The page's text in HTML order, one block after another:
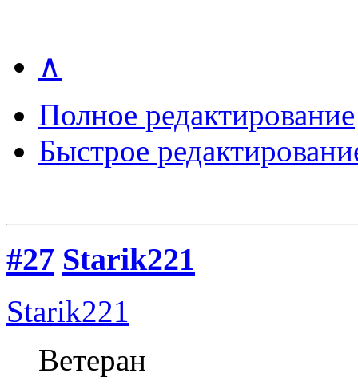
∧
Полное редактирование
Быстрое
#27 Starik221
Starik221
Ветеран